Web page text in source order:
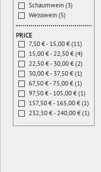
Schaumwein (3)
Weisswein (5)
PRICE
7,50 € - 15,00 € (11)
15,00 € - 22,50 € (4)
22,50 € - 30,00 € (2)
30,00 € - 37,50 € (1)
67,50 € - 75,00 € (1)
97,50 € - 105,00 € (1)
157,50 € - 165,00 € (1)
232,50 € - 240,00 € (1)